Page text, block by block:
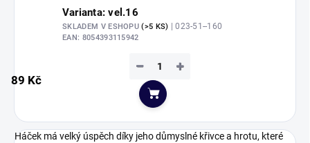
Varianta: vel.16
SKLADEM V ESHOPU(>5 KS) | 023-51--160
EAN: 8054393115942
89 Kč
+
−
Do košíku
Háček má velký úspěch díky jeho důmyslné křivce a hrotu, které